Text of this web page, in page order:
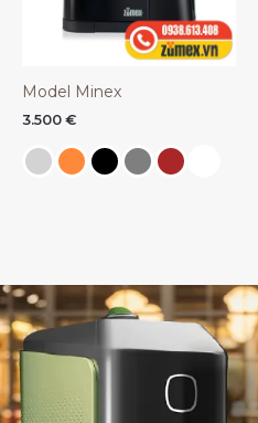
Model Minex
3.500 €